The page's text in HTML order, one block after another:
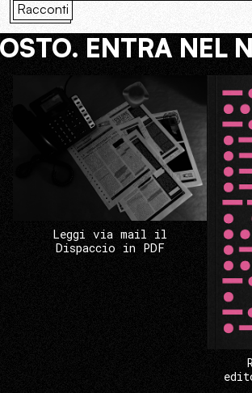
Racconti
ENTRA NEL
Leggi via mail il
Dispaccio in PDF